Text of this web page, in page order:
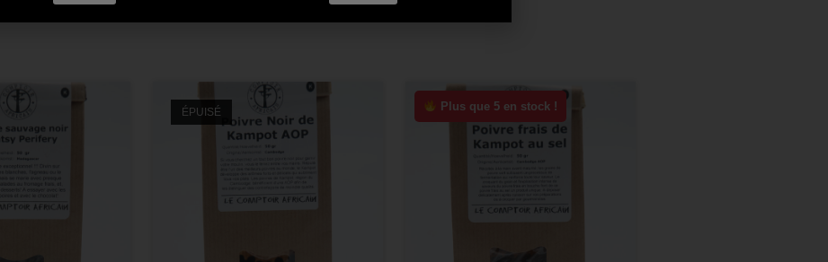
ÉPUISÉ Plus que 5 en stock !